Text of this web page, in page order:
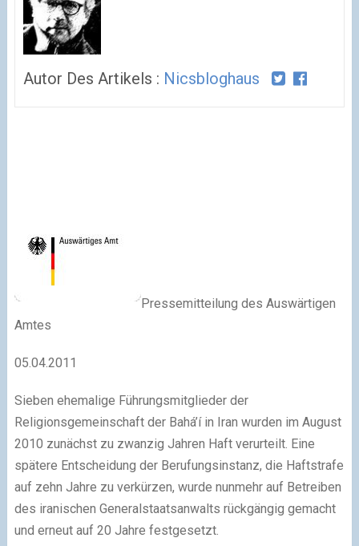
Autor Des Artikels : Nicsbloghaus
Pressemitteilung des Auswärtigen
Amtes
05.04.2011
Sieben ehemalige Führungsmitglieder der
Religionsgemeinschaft der Bahá’í in Iran wurden im August
2010 zunächst zu zwanzig Jahren Haft verurteilt. Eine
spätere Entscheidung der Berufungsinstanz, die Haftstrafe
auf zehn Jahre zu verkürzen, wurde nunmehr auf Betreiben
des iranischen Generalstaatsanwalts rückgängig gemacht
und erneut auf 20 Jahre festgesetzt.